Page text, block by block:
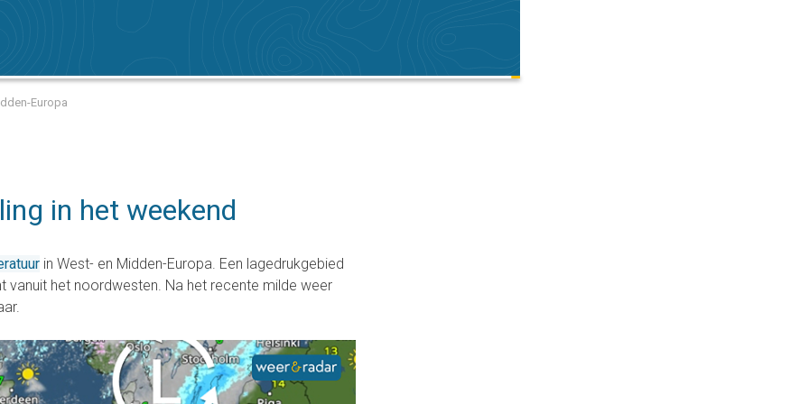
Europa
in het weekend
in West- en Midden-Europa. Een lagedrukgebied
vanuit het noordwesten. Na het recente milde weer